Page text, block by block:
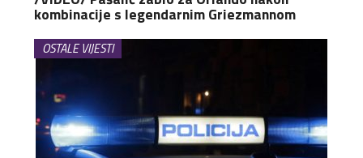
kombinacije s legendarnim Griezmannom
OSTALE VIJESTI